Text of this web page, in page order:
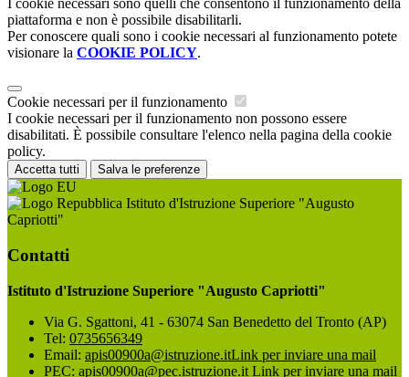
I cookie necessari sono quelli che consentono il funzionamento della
piattaforma e non è possibile disabilitarli.
Per conoscere quali sono i cookie necessari al funzionamento potete
visionare la COOKIE POLICY.
Cookie necessari per il funzionamento
I cookie necessari per il funzionamento non possono essere
disabilitati. È possibile consultare l'elenco nella pagina della cookie
policy.
Accetta tutti Salva le preferenze
Istituto d'Istruzione Superiore "Augusto
Capriotti"
Contatti
Istituto d'Istruzione Superiore "Augusto Capriotti"
Via G. Sgattoni, 41 - 63074 San Benedetto del Tronto (AP)
Tel: 0735656349
Email: apis00900a@istruzione.itLink per inviare una mail
PEC: apis00900a@pec.istruzione.it Link per inviare una mail